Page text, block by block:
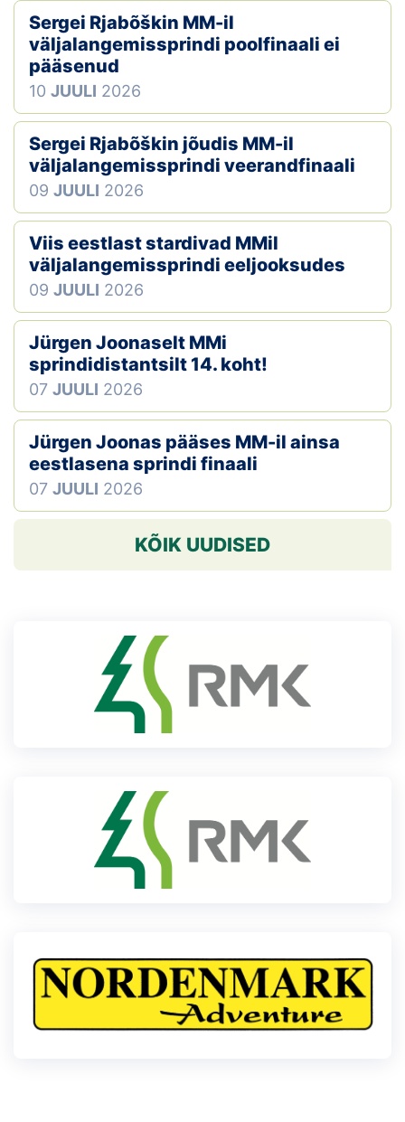
Sergei Rjabõškin MM-il
väljalangemissprindi poolfinaali ei
pääsenud
10 JUULI 2026
Sergei Rjabõškin jõudis MM-il
väljalangemissprindi veerandfinaali
09 JUULI 2026
Viis eestlast stardivad MMil
väljalangemissprindi eeljooksudes
09 JUULI 2026
Jürgen Joonaselt MMi
sprindidistantsilt 14. koht!
07 JUULI 2026
Jürgen Joonas pääses MM-il ainsa
eestlasena sprindi finaali
07 JUULI 2026
KÕIK UUDISED